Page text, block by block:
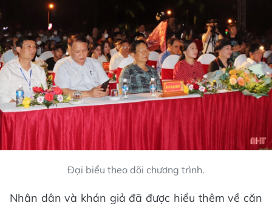
Đại biểu theo dõi chương trình.
Nhân dân và khán giả đã được hiểu thêm về căn